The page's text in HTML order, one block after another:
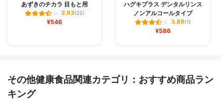
あずきのチカラ 目もと用
3.93(22)
¥546
ハグキプラス デンタルリンス
ノンアルコールタイプ
3.89(1)
¥586
その他健康食品関連カテゴリ：おすすめ商品ラン
キング